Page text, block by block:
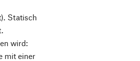
Statisch
wird:
mit einer